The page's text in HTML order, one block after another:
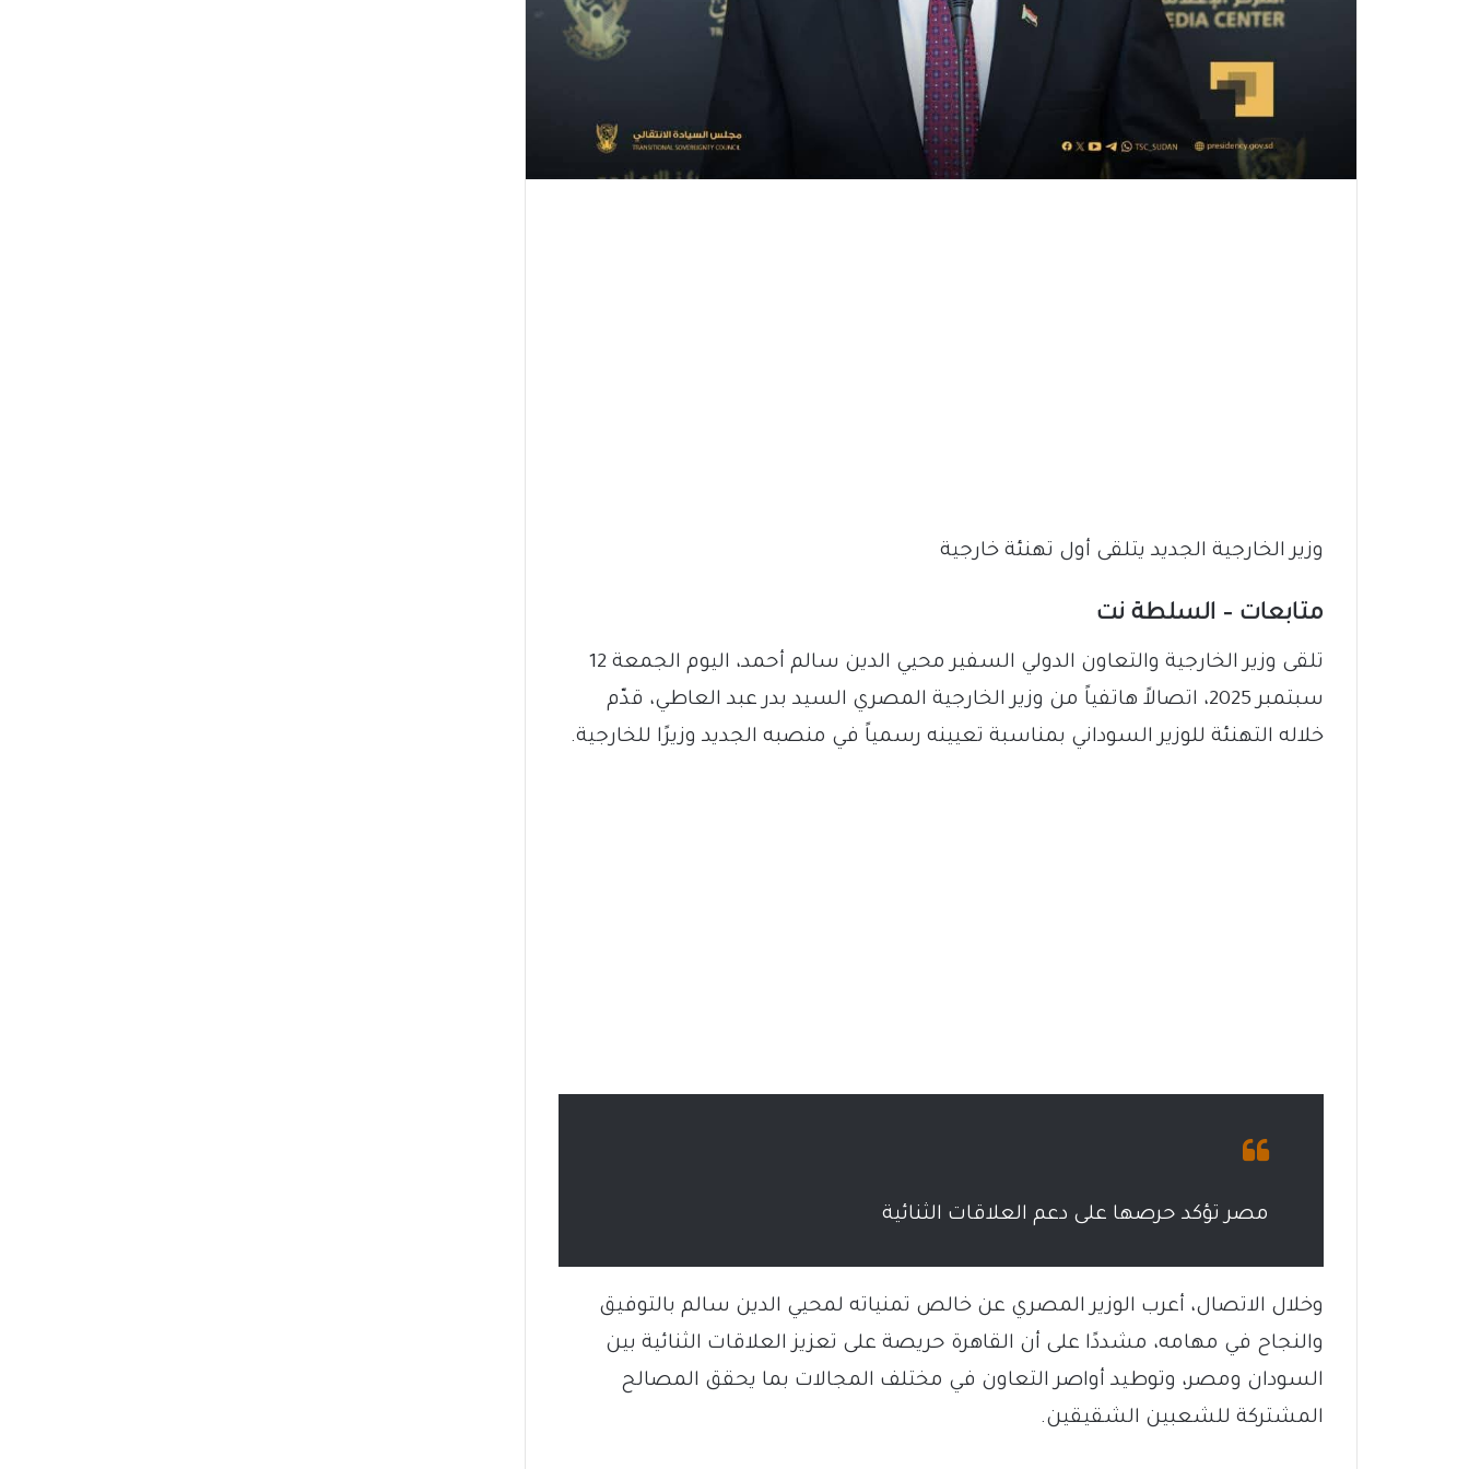
وزير الخارجية الجديد يتلقى أول تهنئة خارجية
متابعات – السلطة نت
تلقى وزير الخارجية والتعاون الدولي السفير محيي الدين سالم أحمد، اليوم الجمعة 12
سبتمبر 2025، اتصالاً هاتفياً من وزير الخارجية المصري السيد بدر عبد العاطي، قدّم
خلاله التهنئة للوزير السوداني بمناسبة تعيينه رسمياً في منصبه الجديد وزيرًا للخارجية.
مصر تؤكد حرصها على دعم العلاقات الثنائية
وخلال الاتصال، أعرب الوزير المصري عن خالص تمنياته لمحيي الدين سالم بالتوفيق
والنجاح في مهامه، مشددًا على أن القاهرة حريصة على تعزيز العلاقات الثنائية بين
السودان ومصر، وتوطيد أواصر التعاون في مختلف المجالات بما يحقق المصالح
المشتركة للشعبين الشقيقين.